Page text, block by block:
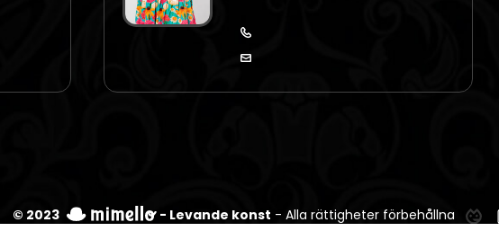
© 2023 - Levande konst - Alla rättigheter förbehållna